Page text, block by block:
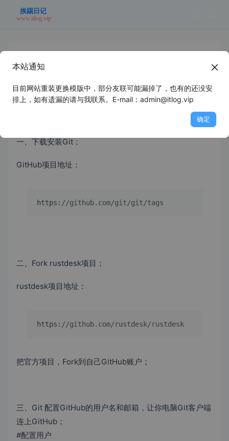
RustDesk客户端自建服务器网络参数
github编译
一、下载安装Git；
GitHub项目地址：
https : //github.com/git/git/tags
二、Fork rustdesk项目；
rustdesk项目地址：
https : //github.com/rustdesk/rustdesk
把官方项目，Fork到自己GitHub账户；
三、Git 配置GitHub的用户名和邮箱，让你电脑Git客户端
连上GitHub；
#配置用户
本站通知
目前网站重装更换模版中，部分友联可能漏掉了，也有的还没安
排上，如有遗漏的请与我联系。E-mail：admin@itlog.vip
确定